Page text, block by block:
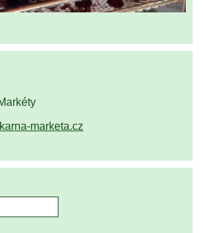
marketa.cz